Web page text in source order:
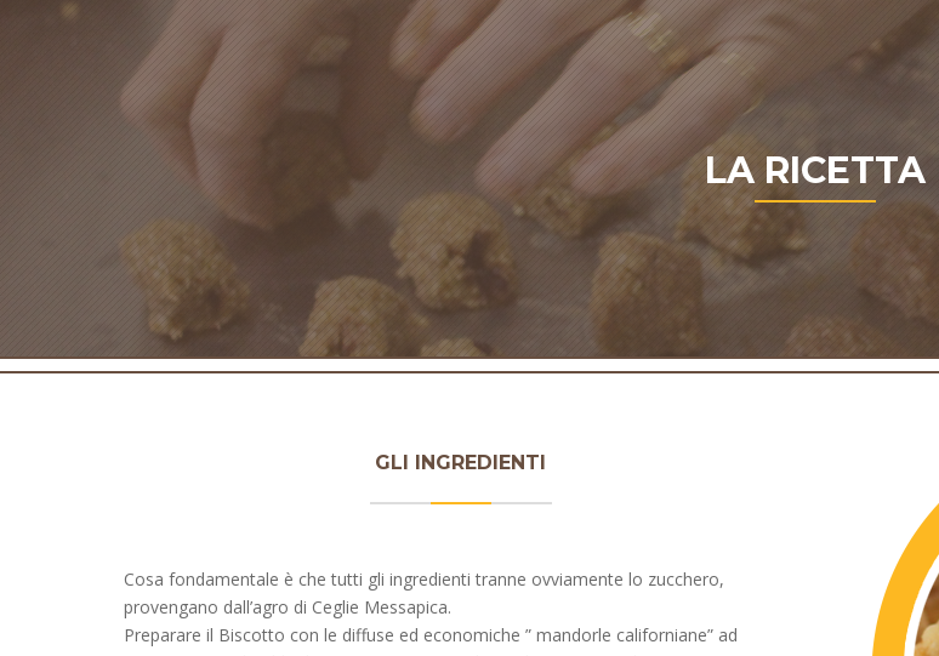
LA RICETTA
GLI INGREDIENTI
Cosa fondamentale è che tutti gli ingredienti tranne ovviamente lo zucchero,
provengano dall’agro di Ceglie Messapica.
Preparare il Biscotto con le diffuse ed economiche ” mandorle californiane” ad